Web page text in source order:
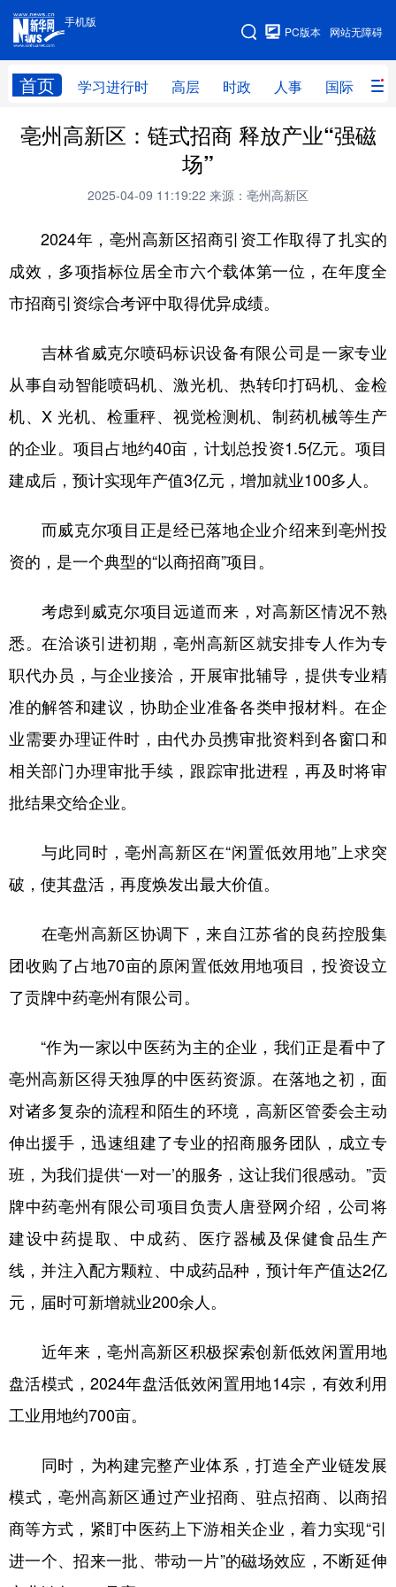
手机版
网站无障碍
PC版本
首页 学习进行时 高层 时政 人事 国际 财
手机版
网站地图
学习进行时 高层 时政 人事
全球连线
科技 科创 量子 体育
文化 书画 健康 军事
法律 中央文件 金融 汽车
食品 人居 信息化 数字经济
学术中国 乡村振兴 银龄 溯源中国
公益 一带一路 亚太网 上市公司
地方频道
北京 天津 河北 山西
浙江 安徽 福建 江西
山东
四川 贵州 云南
新疆 内蒙古 黑龙江
English Español Français عربى
Русский язык 日本語 한국어
亳州高新区：链式招商 释放产业“强磁
场”
2025-04-09 11:19:22 来源：亳州高新区
2024年，亳州高新区招商引资工作取得了扎实的
成效，多项指标位居全市六个载体第一位，在年度全
市招商引资综合考评中取得优异成绩。
吉林省威克尔喷码标识设备有限公司是一家专业
从事自动智能喷码机、激光机、热转印打码机、金检
机、X 光机、检重秤、视觉检测机、制药机械等生产
的企业。项目占地约40亩，计划总投资1.5亿元。项目
建成后，预计实现年产值3亿元，增加就业100多人。
而威克尔项目正是经已落地企业介绍来到亳州投
资的，是一个典型的“以商招商”项目。
考虑到威克尔项目远道而来，对高新区情况不熟
悉。在洽谈引进初期，亳州高新区就安排专人作为专
职代办员，与企业接洽，开展审批辅导，提供专业精
准的解答和建议，协助企业准备各类申报材料。在企
业需要办理证件时，由代办员携审批资料到各窗口和
相关部门办理审批手续，跟踪审批进程，再及时将审
批结果交给企业。
与此同时，亳州高新区在“闲置低效用地”上求突
破，使其盘活，再度焕发出最大价值。
在亳州高新区协调下，来自江苏省的良药控股集
团收购了占地70亩的原闲置低效用地项目，投资设立
了贡牌中药亳州有限公司。
“作为一家以中医药为主的企业，我们正是看中了
亳州高新区得天独厚的中医药资源。在落地之初，面
对诸多复杂的流程和陌生的环境，高新区管委会主动
伸出援手，迅速组建了专业的招商服务团队，成立专
班，为我们提供‘一对一’的服务，这让我们很感动。”贡
牌中药亳州有限公司项目负责人唐登网介绍，公司将
建设中药提取、中成药、医疗器械及保健食品生产
线，并注入配方颗粒、中成药品种，预计年产值达2亿
元，届时可新增就业200余人。
近年来，亳州高新区积极探索创新低效闲置用地
盘活模式，2024年盘活低效闲置用地14宗，有效利用
工业用地约700亩。
同时，为构建完整产业体系，打造全产业链发展
模式，亳州高新区通过产业招商、驻点招商、以商招
商等方式，紧盯中医药上下游相关企业，着力实现“引
进一个、招来一批、带动一片”的磁场效应，不断延伸